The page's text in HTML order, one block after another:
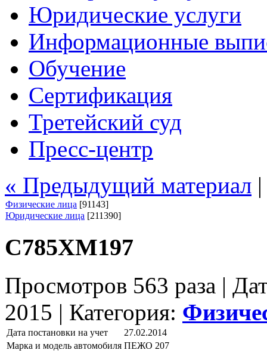
Юридические услуги
Информационные
Обучение
Сертификация
Третейский суд
Пресс-центр
« Предыдущий материал
Физические лица [91143]
Юридические лица [211390]
С785ХМ197
Просмотров 563 раза |
2015 | Категория:
Дата постановки на учет
27.02.2014
Марка и модель автомобиля ПЕЖО 207